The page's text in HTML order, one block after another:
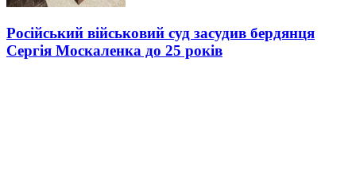
Російський військовий суд засудив бердянця
Сергія Москаленка до 25 років